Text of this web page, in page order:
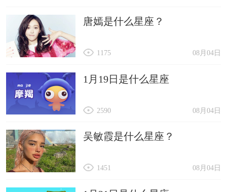
唐嫣是什么星座？
08月04日
1175
1月19日是什么星座
08月04日
2590
吴敏霞是什么星座？
08月04日
1451